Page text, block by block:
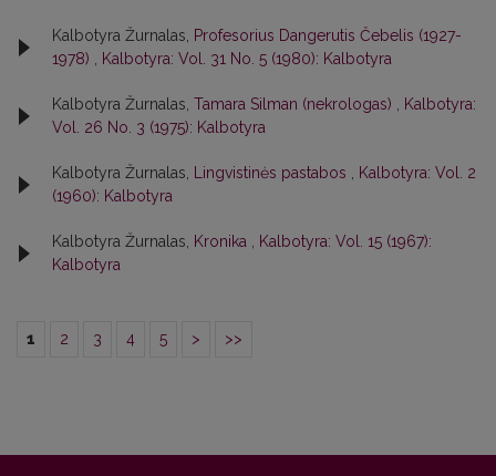
Kalbotyra Žurnalas,
Profesorius Dangerutis Čebelis (1927-
1978)
Kalbotyra: Vol. 31 No. 5 (1980): Kalbotyra
Kalbotyra Žurnalas, Tamara Silman (nekrologas)
Kalbotyra:
Vol. 26 No. 3 (1975): Kalbotyra
Kalbotyra Žurnalas, Lingvistinės pastabos
Kalbotyra: Vol. 2
(1960): Kalbotyra
Kalbotyra Žurnalas, Kronika
Kalbotyra: Vol. 15 (1967):
Kalbotyra
1 2 3 4 5 > >>